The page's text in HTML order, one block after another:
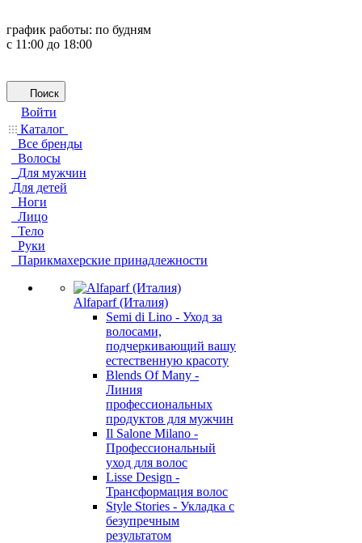
график работы: по будням
с 11:00 до 18:00
Поиск
Войти
Каталог
Все бренды
Волосы
Для мужчин
Для детей
Ноги
Лицо
Тело
Руки
Парикмахерские принадлежности
Alfaparf (Италия)
Semi di Lino - Уход за
волосами,
подчеркивающий вашу
естественную красоту
Blends Of Many -
Линия
профессиональных
продуктов для мужчин
Il Salone Milano -
Профессиональный
уход для волос
Lisse Design -
Трансформация волос
Style Stories - Укладка с
безупречным
результатом